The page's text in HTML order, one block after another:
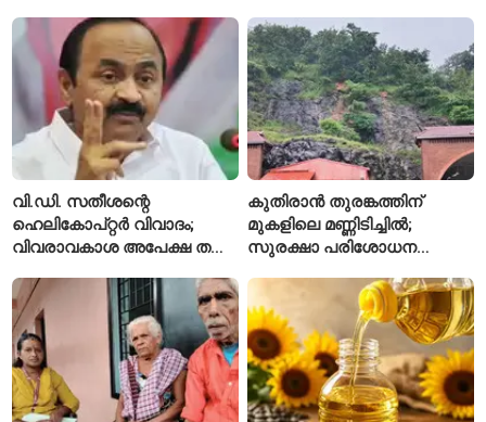
ഇപ്പോഴും കുറവ്
വി.ഡി. സതീശന്റെ
ഹെലികോപ്റ്റർ വിവാദം;
വിവരാവകാശ അപേക്ഷ തള്ളി
കുതിരാൻ തുരങ്കത്തിന്
മുകളിലെ മണ്ണിടിച്ചിൽ;
സുരക്ഷാ പരിശോധന